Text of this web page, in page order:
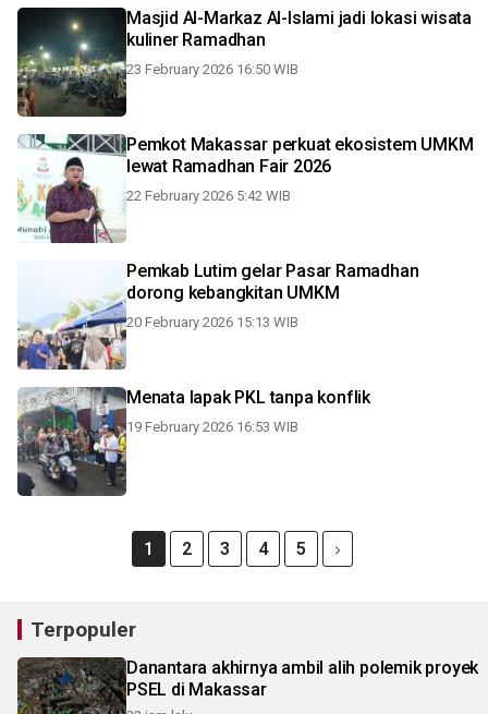
Masjid Al-Markaz Al-Islami jadi lokasi wisata
kuliner Ramadhan
23 February 2026 16:50 WIB
Pemkot Makassar perkuat ekosistem UMKM
lewat Ramadhan Fair 2026
22 February 2026 5:42 WIB
Pemkab Lutim gelar Pasar Ramadhan
dorong kebangkitan UMKM
20 February 2026 15:13 WIB
Menata lapak PKL tanpa konflik
19 February 2026 16:53 WIB
1 2 3 4 5
Terpopuler
Danantara akhirnya ambil alih polemik proyek
PSEL di Makassar